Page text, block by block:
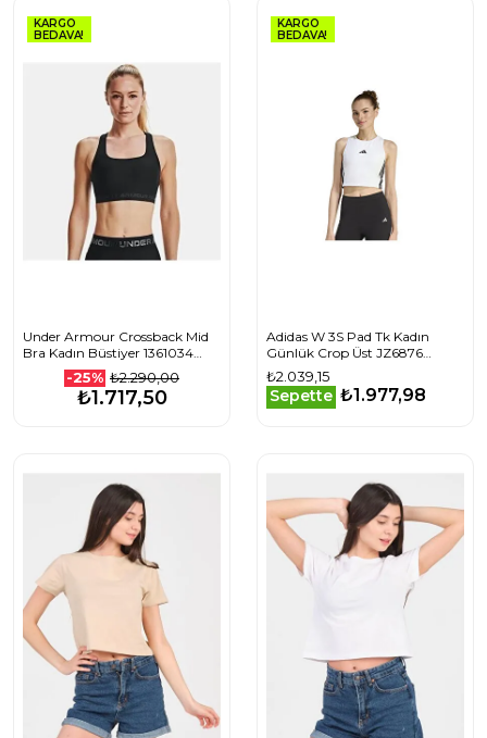
KARGO
BEDAVA!
Under Armour Crossback Mid
Bra Kadın Büstiyer 1361034
-25% ₺2.290,00
₺1.717,50
KARGO
BEDAVA!
Adidas W 3S Pad Tk Kadın
Günlük Crop Üst JZ6876
Beyaz
₺2.039,15
Sepette ₺1.977,98